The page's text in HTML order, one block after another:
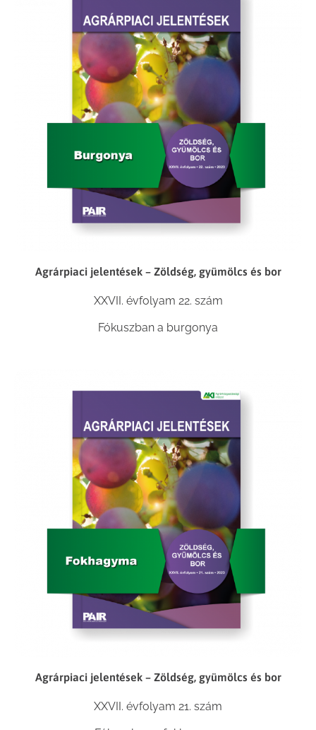
Agrárpiaci jelentések – Zöldség, gyümölcs és bor
XXVII. évfolyam 22. szám
Fókuszban a burgonya
Agrárpiaci jelentések – Zöldség, gyümölcs és bor
XXVII. évfolyam 21. szám